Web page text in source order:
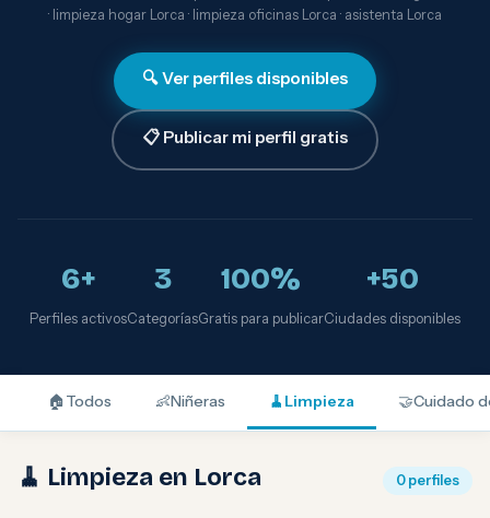
· limpieza hogar Lorca · limpieza oficinas Lorca · asistenta Lorca
🔍 Ver perfiles disponibles
📋 Publicar mi perfil gratis
6+
Perfiles activos
3
Categorías
100%
Gratis para publicar
+50
Ciudades disponibles
🏠 Todos 👶Niñeras 🧹 Limpieza 🤝Cuidado
🧹 Limpieza en Lorca 0 perfiles